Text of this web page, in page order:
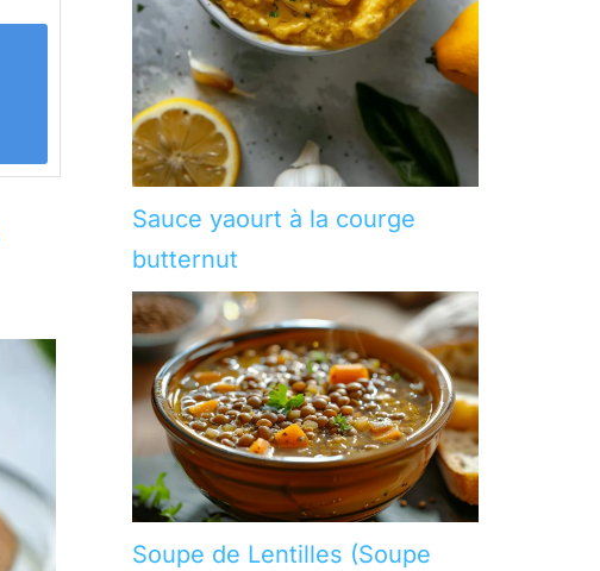
Sauce yaourt à la courge
butternut
Soupe de Lentilles (Soupe